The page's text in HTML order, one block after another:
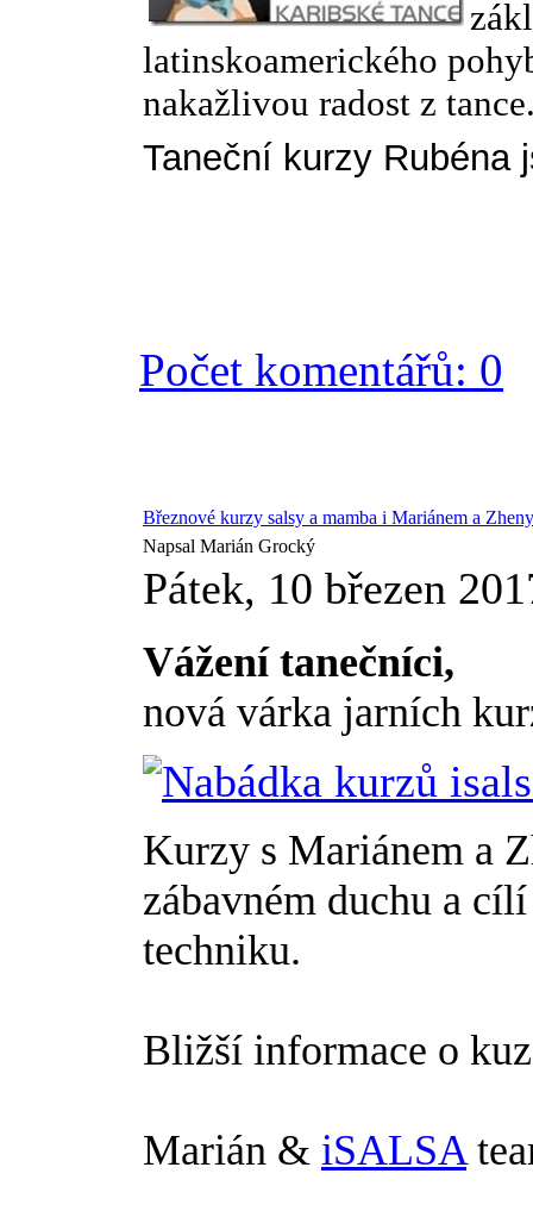
latinskoamerického
nakažlivou radost z
Taneční kurzy Rubéna
Počet komentářů: 0
Březnové kurzy salsy a mamba i Mariánem a
Napsal Marián Grocký
Pátek, 10 březen
Vážení tanečníci,
nová várka jarních
Kurzy s Mariánem a
zábavném duchu a
techniku.
Bližší informace o
Marián & iSALSA